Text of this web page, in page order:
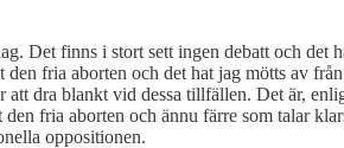
Det finns i stort sett ingen debatt och
fria aborten och det hat jag mötts av
dra blankt vid dessa tillfällen. Det är,
fria aborten och ännu färre som talar
oppositionen.